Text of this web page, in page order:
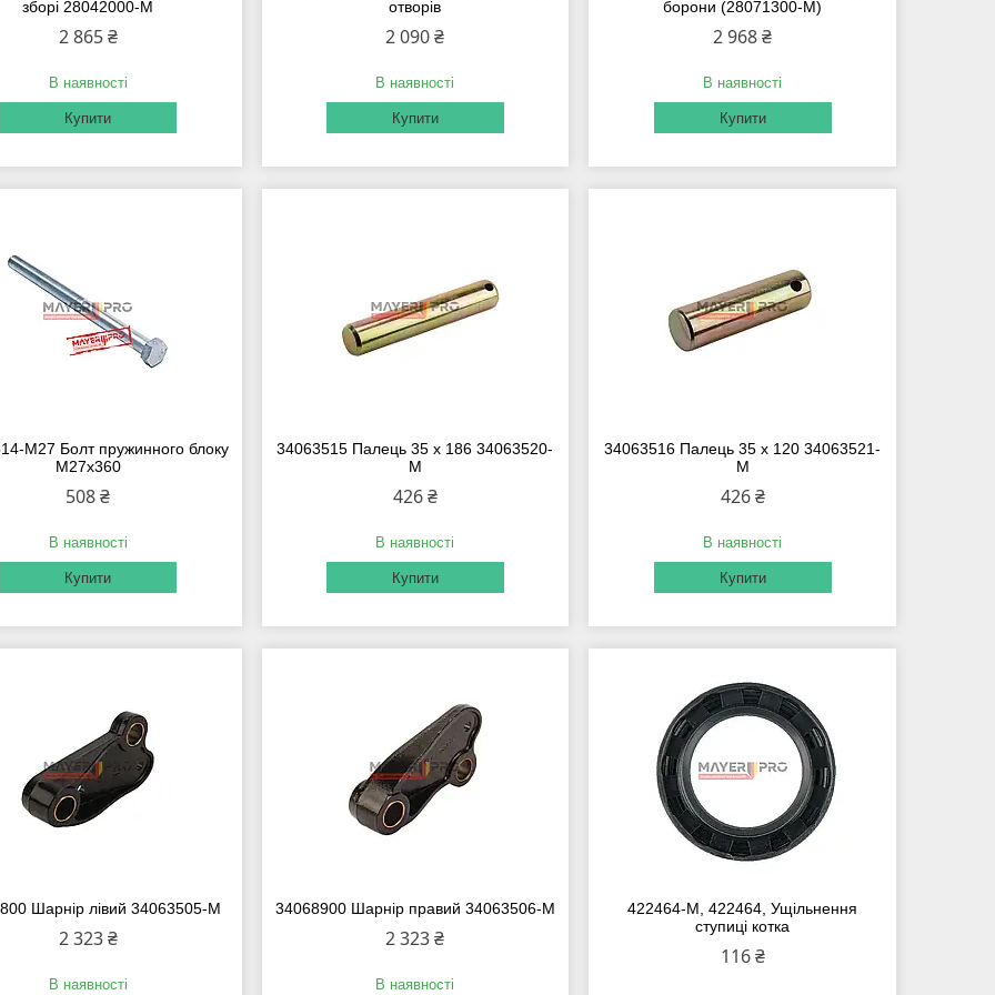
зборі 28042000-M
2 865 ₴
В наявності
Купити
отворів
2 090 ₴
В наявності
Купити
борони (28071300-M)
2 968 ₴
В наявності
Купити
M27 Болт пружинного блоку
M27x360
508 ₴
В наявності
Купити
34063515 Палець 35 x 186 34063520-
M
426 ₴
В наявності
Купити
34063516 Палець 35 x 120 34063521-
M
426 ₴
В наявності
Купити
Шарнір лівий 34063505-M
2 323 ₴
В наявності
34068900 Шарнір правий 34063506-M
2 323 ₴
В наявності
422464-M, 422464, Ущільнення
ступиці котка
116 ₴